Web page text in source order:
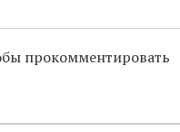
прокомментировать